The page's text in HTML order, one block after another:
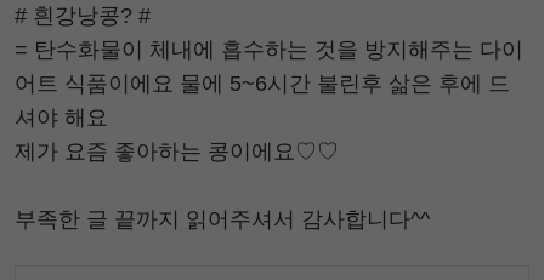
# 흰강낭콩? #
= 탄수화물이 체내에 흡수하는 것을 방지해주는 다이
어트 식품이에요 물에 5~6시간 불린후 삶은 후에 드
셔야 해요
제가 요즘 좋아하는 콩이에요♡♡
부족한 글 끝까지 읽어주셔서 감사합니다^^